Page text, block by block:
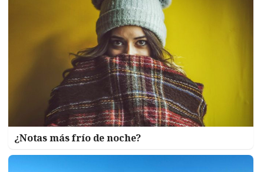
¿Notas más frío de noche?